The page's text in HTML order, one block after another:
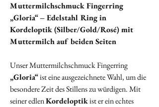
Muttermilchschmuck Fingerring
„Gloria“ – Edelstahl Ring in
Kordeloptik (Silber/Gold/Rosé) mit
Muttermilch auf beiden Seiten
Unser Muttermilchschmuck Fingerring
„Gloria“ist eine ausgezeichnete Wahl, um die
besondere Zeit des Stillens zu würdigen. Mit
seiner edlenKordeloptikist er ein echtes